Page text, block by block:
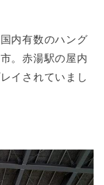
内有数のハング
。赤湯駅の屋内
イされていまし